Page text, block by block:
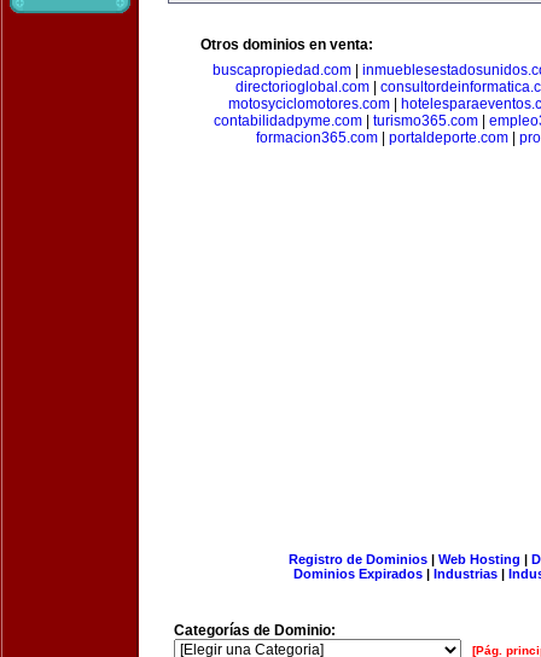
Otros dominios en venta:
buscapropiedad.com
directorioglobal.com
motosyciclomotores.com|
contabilidadpyme.com| turismo365.com|
formacion365.com| portaldeporte.com|
Registro de Dominios| Web Hosting |
Dominios Expirados | Industrias |
Categorías de Dominio:
[Pág.